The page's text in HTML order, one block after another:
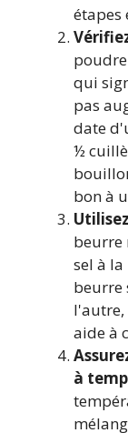
étapes
qui
pas
date
½
bon à
beurre
sel à
beurre
l'autre,
aide à
à